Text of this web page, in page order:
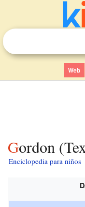
Web
Gordon
Enciclopedia para niños